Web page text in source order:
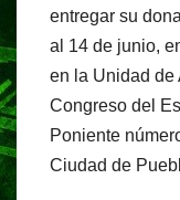
entregar su
al 14 de junio,
en la Unidad de
Congreso del
Poniente
Ciudad de